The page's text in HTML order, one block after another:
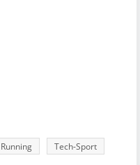
Running Tech-Sport